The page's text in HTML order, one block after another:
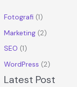
Fotografi (1)
Marketing (2)
SEO (1)
WordPress (2)
Latest Post